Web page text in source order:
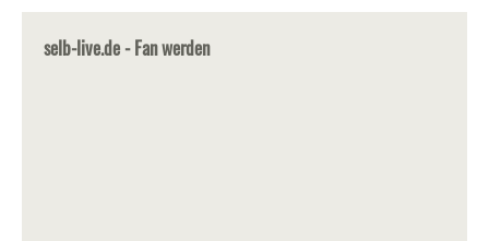
selb-live.de - Fan werden